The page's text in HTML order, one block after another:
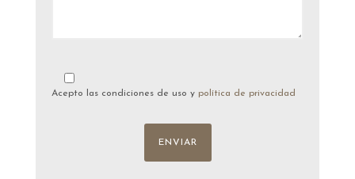
Acepto las condiciones de uso y política de privacidad